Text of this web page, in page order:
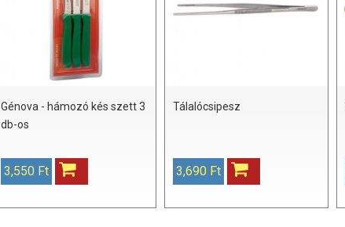
Génova - hámozó kés szett 3
db-os
3,550 Ft
Tálalócsipesz
3,690 Ft